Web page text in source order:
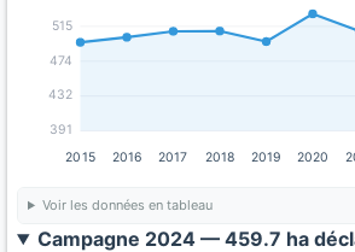
391
432
474
515
2015 2016 2017 2018 2019 2020
Voir les données en tableau
Campagne 2024 — 459.7 ha